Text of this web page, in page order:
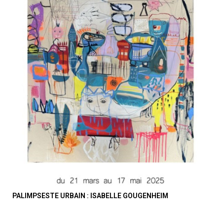
PALIMPSESTE URBAIN : ISABELLE GOUGENHEIM